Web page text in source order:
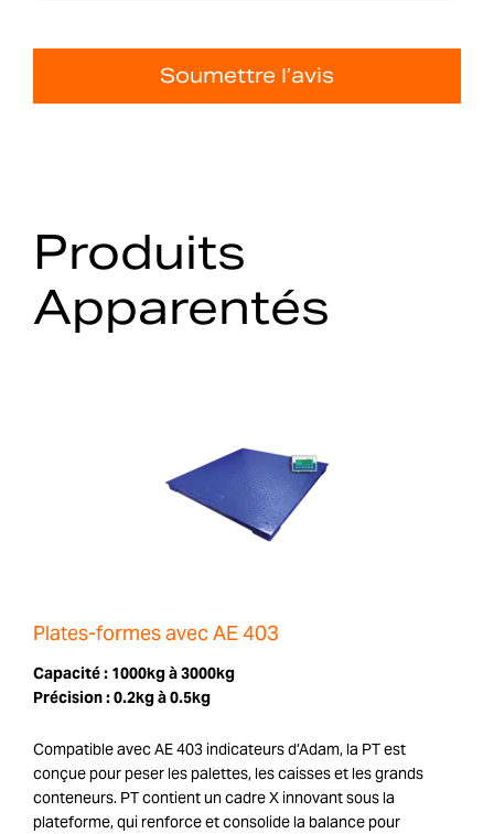
Soumettre l’avis
Produits
Apparentés
Plates-formes avec AE 403
Capacité : 1000kg à 3000kg
Précision :0.2kg à 0.5kg
Compatible avec AE 403 indicateurs d’Adam, la PT est
conçue pour peser les palettes, les caisses et les grands
conteneurs. PT contient un cadre X innovant sous la
plateforme, qui renforce et consolide la balance pour